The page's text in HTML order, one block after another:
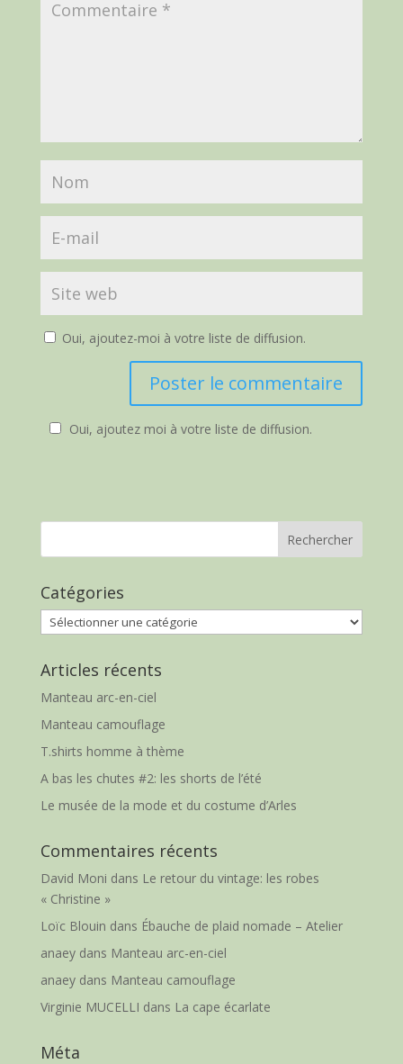
Oui, ajoutez-moi à votre liste de diffusion.
Oui, ajoutez moi à votre liste de diffusion.
Catégories
Catégories
Articles récents
Manteau arc-en-ciel
Manteau camouflage
T.shirts homme à thème
A bas les chutes #2: les shorts de l’été
Le musée de la mode et du costume d’Arles
Commentaires récents
David Moni dans Le retour du vintage: les robes
« Christine »
Loïc Blouin dans Ébauche de plaid nomade – Atelier
anaeydans Manteau arc-en-ciel
anaeydans Manteau camouflage
Virginie MUCELLI dans La cape écarlate
Méta